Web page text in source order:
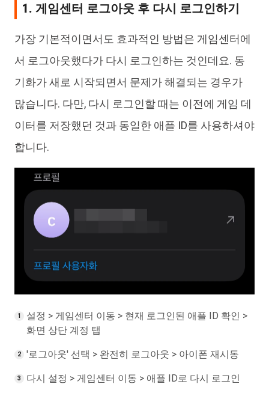
1. 게임센터 로그아웃 후 다시 로그인하기
가장 기본적이면서도 효과적인 방법은 게임센터에
서 로그아웃했다가 다시 로그인하는 것인데요. 동
기화가 새로 시작되면서 문제가 해결되는 경우가
많습니다. 다만, 다시 로그인할 때는 이전에 게임 데
이터를 저장했던 것과 동일한 애플 ID를 사용하셔야
합니다.
설정 > 게임센터 이동 > 현재 로그인된 애플 ID 확인 >
화면 상단 계정 탭
'로그아웃' 선택 > 완전히 로그아웃 > 아이폰 재시동
다시 설정 > 게임센터 이동 > 애플 ID로 다시 로그인